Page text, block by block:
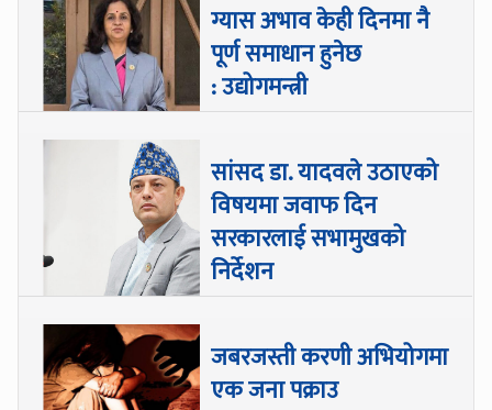
ग्यास अभाव केही दिनमा नै
पूर्ण समाधान हुनेछ
: उद्योगमन्त्री
सांसद डा‍‍. यादवले उठाएको
विषयमा जवाफ दिन
सरकारलाई सभामुखको
निर्देशन
जबरजस्ती करणी अभियोगमा
एक जना पक्राउ